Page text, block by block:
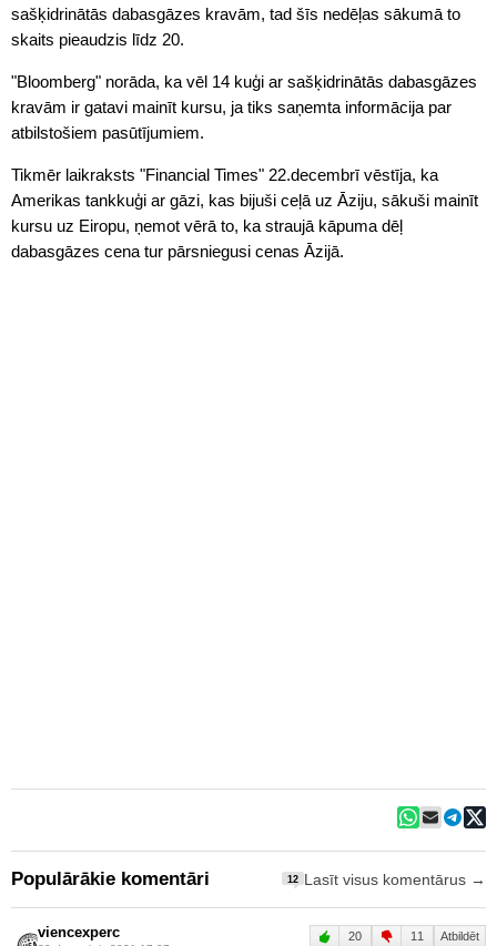
sašķidrinātās dabasgāzes kravām, tad šīs nedēļas sākumā to
skaits pieaudzis līdz 20.
"Bloomberg" norāda, ka vēl 14 kuģi ar sašķidrinātās dabasgāzes
kravām ir gatavi mainīt kursu, ja tiks saņemta informācija par
atbilstošiem pasūtījumiem.
Tikmēr laikraksts "Financial Times" 22.decembrī vēstīja, ka
Amerikas tankkuģi ar gāzi, kas bijuši ceļā uz Āziju, sākuši mainīt
kursu uz Eiropu, ņemot vērā to, ka straujā kāpuma dēļ
dabasgāzes cena tur pārsniegusi cenas Āzijā.
Populārākie komentāri 12 Lasīt visus komentārus →
viencexperc 20 11 Atbildēt